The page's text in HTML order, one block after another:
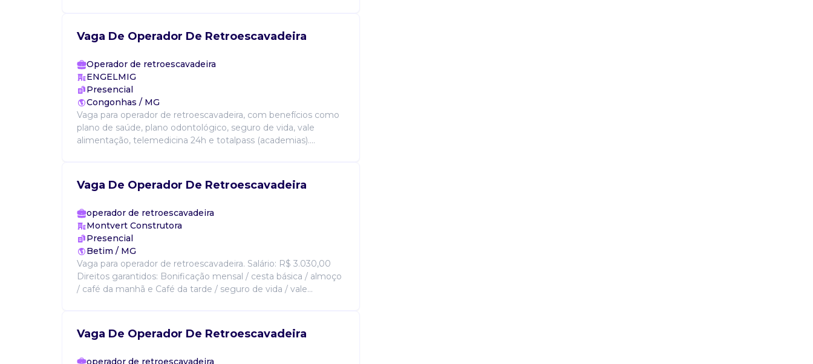
Vaga De Operador De Retroescavadeira
Operador de retroescavadeira
ENGELMIG
Presencial
Congonhas / MG
Vaga para operador de retroescavadeira, com benefícios como
plano de saúde, plano odontológico, seguro de vida, vale
alimentação, telemedicina 24h e totalpass (academias)....
Vaga De Operador De Retroescavadeira
operador de retroescavadeira
Montvert Construtora
Presencial
Betim / MG
Vaga para operador de retroescavadeira. Salário: R$ 3.030,00
Direitos garantidos: Bonificação mensal / cesta básica / almoço
/ café da manhã e Café da tarde / seguro de vida / vale...
Vaga De Operador De Retroescavadeira
operador de retroescavadeira